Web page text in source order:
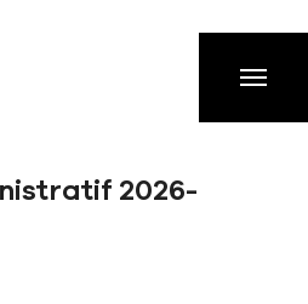
2026-